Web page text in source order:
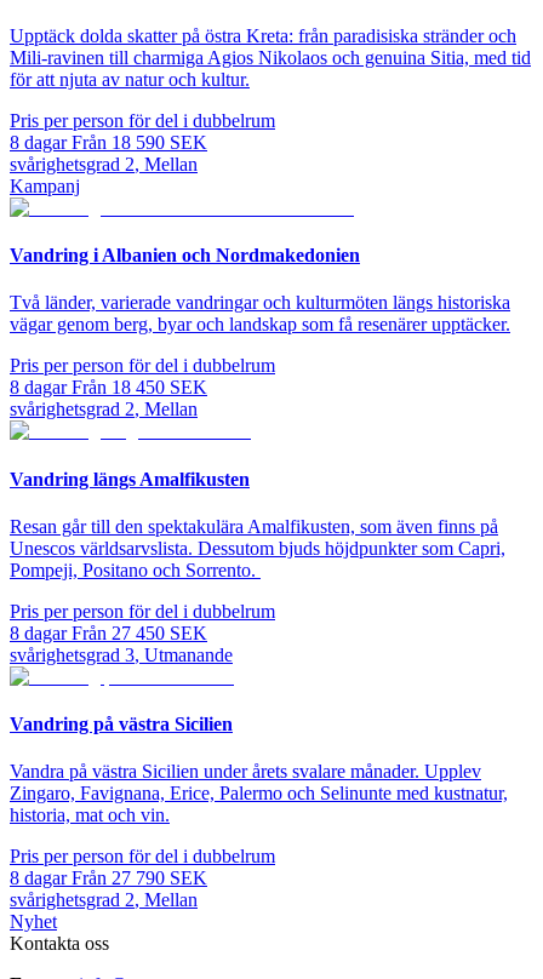
Upptäck dolda skatter på östra Kreta: från paradisiska stränder och
Mili-ravinen till charmiga Agios Nikolaos och genuina Sitia, med tid
för att njuta av natur och kultur.
Pris per person för del i dubbelrum
8 dagar Från 18 590 SEK
svårighetsgrad 2, Mellan
Kampanj
Vandring i Albanien och Nordmakedonien
Två länder, varierade vandringar och kulturmöten längs historiska
vägar genom berg, byar och landskap som få resenärer upptäcker.
Pris per person för del i dubbelrum
8 dagar Från 18 450 SEK
svårighetsgrad 2, Mellan
Vandring längs Amalfikusten
Resan går till den spektakulära Amalfikusten, som även finns på
Unescos världsarvslista. Dessutom bjuds höjdpunkter som Capri,
Pompeji, Positano och Sorrento.
Pris per person för del i dubbelrum
8 dagar Från 27 450 SEK
svårighetsgrad 3, Utmanande
Vandring på västra Sicilien
Vandra på västra Sicilien under årets svalare månader. Upplev
Zingaro, Favignana, Erice, Palermo och Selinunte med kustnatur,
historia, mat och vin.
Pris per person för del i dubbelrum
8 dagar Från 27 790 SEK
svårighetsgrad 2, Mellan
Nyhet
Kontakta oss